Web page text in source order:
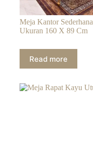
Meja Kantor Sederhana
Ukuran 160 X 89 Cm
Read more